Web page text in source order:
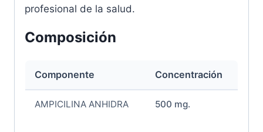
profesional de la salud.
Composición
Componente Concentración
AMPICILINA ANHIDRA 500 mg.